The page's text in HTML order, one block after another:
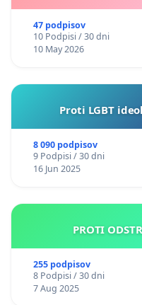
47 podpisov
10 Podpisi / 30 dni
10 May 2026
Proti LGBT
8 090 podpisov
9 Podpisi / 30 dni
16 Jun 2025
PROTI
255 podpisov
8 Podpisi / 30 dni
7 Aug 2025